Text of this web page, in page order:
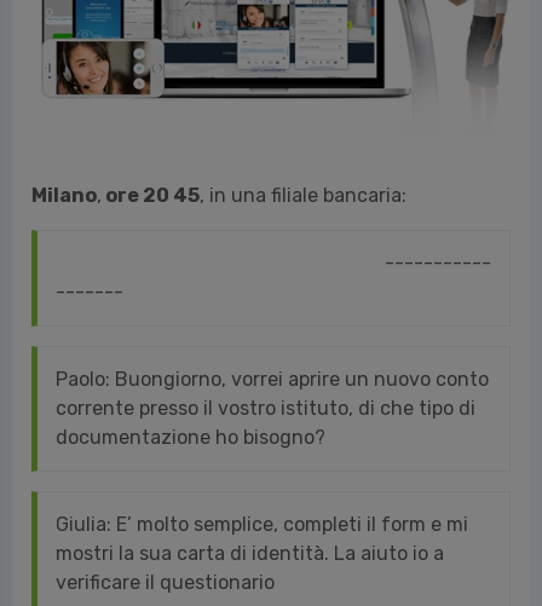
Milano, ore 20 45, in una filiale bancaria:
-----------
-------
Paolo: Buongiorno, vorrei aprire un nuovo conto
corrente presso il vostro istituto, di che tipo di
documentazione ho bisogno?
Giulia: E’ molto semplice, completi il form e mi
mostri la sua carta di identità. La aiuto io a
verificare il questionario